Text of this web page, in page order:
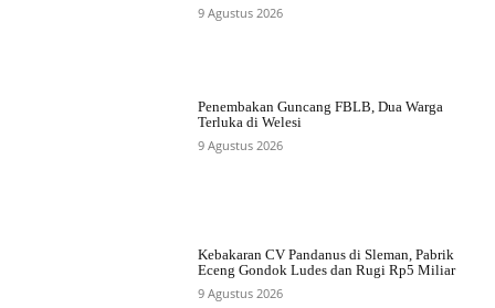
9 Agustus 2026
Penembakan Guncang FBLB, Dua Warga
Terluka di Welesi
9 Agustus 2026
Kebakaran CV Pandanus di Sleman, Pabrik
Eceng Gondok Ludes dan Rugi Rp5 Miliar
9 Agustus 2026